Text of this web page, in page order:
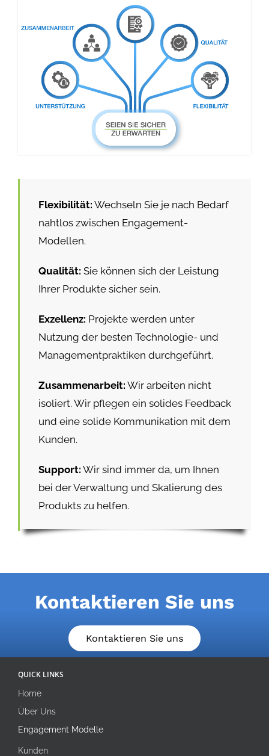
Flexibilität: Wechseln Sie je nach Bedarf
nahtlos zwischen Engagement-
Modellen.
Qualität: Sie können sich der Leistung
Ihrer Produkte sicher sein.
Exzellenz: Projekte werden unter
Nutzung der besten Technologie- und
Managementpraktiken durchgeführt.
Zusammenarbeit: Wir arbeiten nicht
isoliert. Wir pflegen ein solides Feedback
und eine solide Kommunikation mit dem
Kunden.
Support: Wir sind immer da, um Ihnen
bei der Verwaltung und Skalierung des
Produkts zu helfen.
Kontaktieren Sie uns
Kontaktieren Sie uns
QUICK LINKS
Home
Über Uns
Engagement Modelle
Kunden